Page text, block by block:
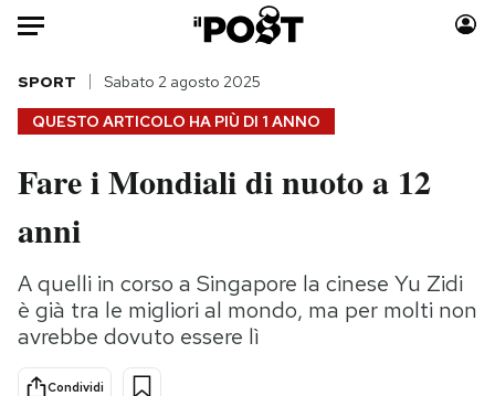
Auto
HOME
Italia
Politica
Tecnologia
Internet
Scienza
Cultura
Moda
Storie/Idee
Ok Boomer!
QUESTO ARTICOLO HA PIÙ DI 1 ANNO
SPORT Sabato 2 agosto 2025
Fare i Mondiali di nuoto a 12
anni
A quelli in corso a Singapore la cinese Yu Zidi
è già tra le migliori al mondo, ma per molti non
avrebbe dovuto essere lì
Condividi